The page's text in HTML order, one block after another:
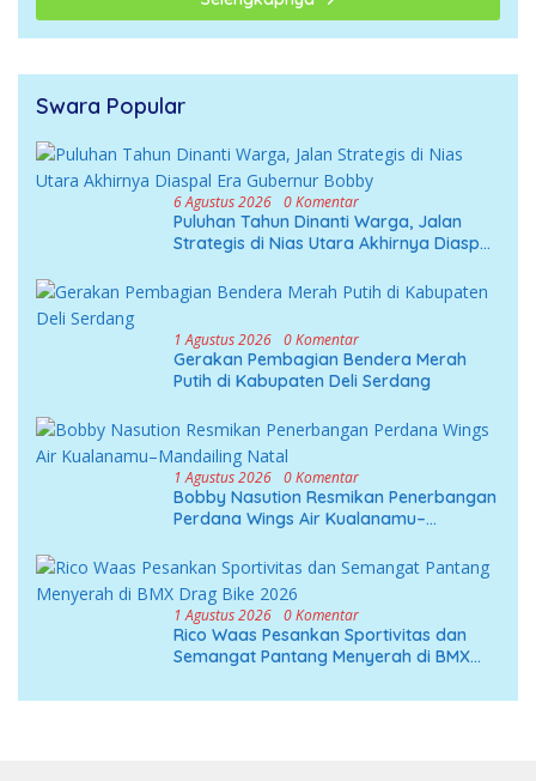
Swara Popular
6 Agustus 2026 0 Komentar
Puluhan Tahun Dinanti Warga, Jalan
Strategis di Nias Utara Akhirnya Diaspal
1 Agustus 2026 0 Komentar
Gerakan Pembagian Bendera Merah
Putih di Kabupaten Deli Serdang
1 Agustus 2026 0 Komentar
Bobby Nasution Resmikan Penerbangan
Perdana Wings Air Kualanamu–
1 Agustus 2026 0 Komentar
Rico Waas Pesankan Sportivitas dan
Semangat Pantang Menyerah di BMX